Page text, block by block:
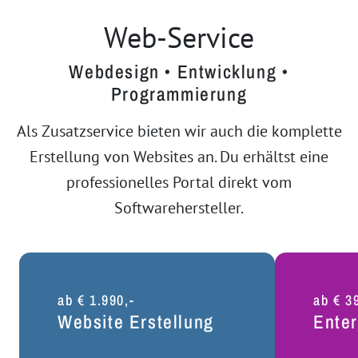
Web-Service
Webdesign • Entwicklung •
Programmierung
Als Zusatzservice bieten wir auch die komplette
Erstellung von Websites an. Du erhältst eine
professionelles Portal direkt vom
Softwarehersteller.
ab € 1.990,-
Website Erstellung
ab €